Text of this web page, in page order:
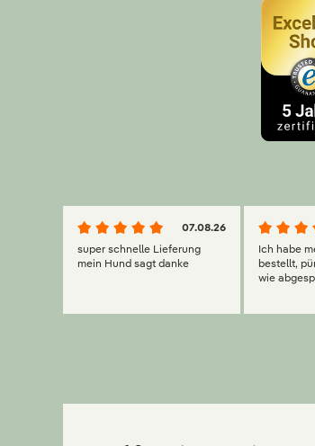
07.08.26
super schnelle Lieferung
mein Hund sagt danke
Ich habe
bestellt,
wie